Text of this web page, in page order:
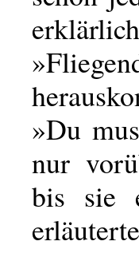
»Du
nur
bis sie